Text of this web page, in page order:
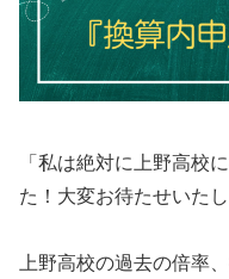
「私は絶対に上野高校
た！大変お待たせいたし
上野高校の過去の倍率